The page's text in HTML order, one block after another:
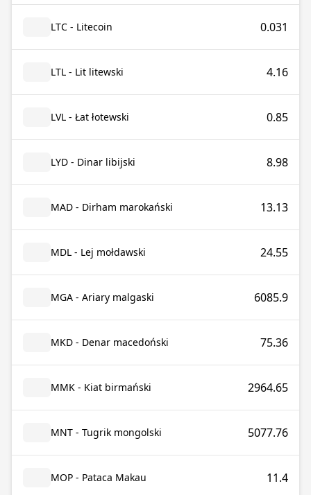
LTC - Litecoin 0.031
LTL - Lit litewski 4.16
LVL - Łat łotewski 0.85
LYD - Dinar libijski 8.98
MAD - Dirham marokański 13.13
MDL - Lej mołdawski 24.55
MGA - Ariary malgaski 6085.9
MKD - Denar macedoński 75.36
MMK - Kiat birmański 2964.65
MNT - Tugrik mongolski 5077.76
MOP - Pataca Makau 11.4